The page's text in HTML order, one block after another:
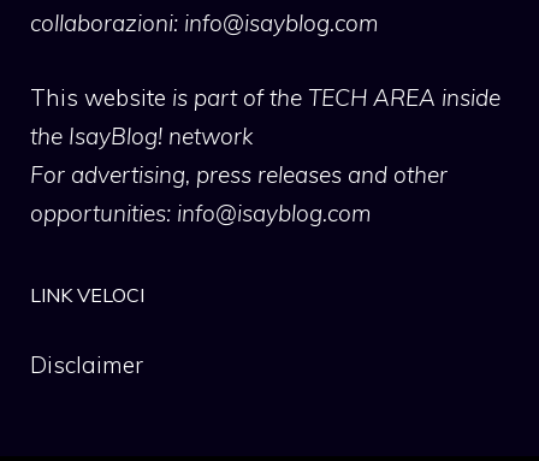
collaborazioni: info@isayblog.com
This website is part of the TECH AREA inside
the IsayBlog! network
For advertising, press releases and other
opportunities: info@isayblog.com
LINK VELOCI
Disclaimer